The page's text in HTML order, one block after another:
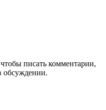
писать комментарии,
обсуждении.